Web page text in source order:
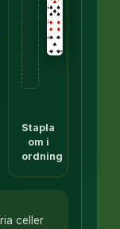
Stapla
om i
ordning
celler